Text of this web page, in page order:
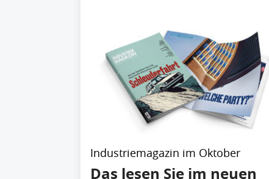
Industriemagazin im Oktober
Das lesen Sie im neuen